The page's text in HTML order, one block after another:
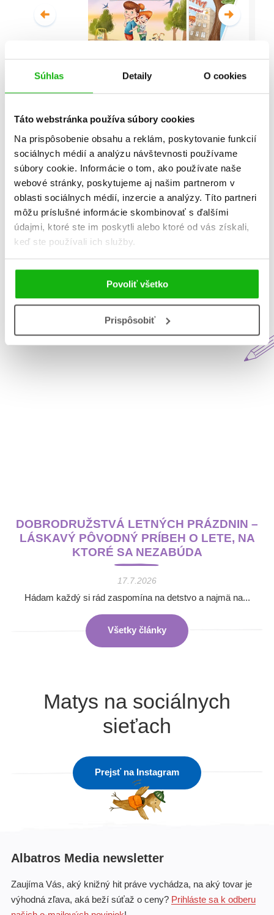
Súhlas Detaily O cookies
Táto webstránka používa súbory cookies
Na prispôsobenie obsahu a reklám, poskytovanie funkcií
sociálnych médií a analýzu návštevnosti používame
súbory cookie. Informácie o tom, ako používate naše
webové stránky, poskytujeme aj našim partnerom v
oblasti sociálnych médií, inzercie a analýzy. Títo partneri
môžu príslušné informácie skombinovať s ďalšími
údajmi, ktoré ste im poskytli alebo ktoré od vás získali,
keď ste používali ich služby.
Povoliť všetko
Prispôsobiť
Celá séria
Všetky edície a série
Aktuálne na blogu Matys
DOBRODRUŽSTVÁ LETNÝCH PRÁZDNIN –
LÁSKAVÝ PÔVODNÝ PRÍBEH O LETE, NA
KTORÉ SA NEZABÚDA
17.7.2026
Hádam každý si rád zaspomína na detstvo a najmä na...
Všetky články
Matys na sociálnych
sieťach
Prejsť na Instagram
Albatros Media newsletter
Zaujíma Vás, aký knižný hit práve vychádza, na aký tovar je
výhodná zľava, aká beží súťaž o ceny? Prihláste sa k odberu